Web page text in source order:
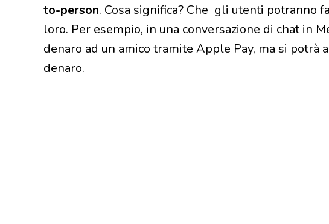
to-person. Cosa significa? Che gli utenti potranno
loro. Per esempio, in una conversazione di chat in
denaro ad un amico tramite Apple Pay, ma si potrà
denaro.